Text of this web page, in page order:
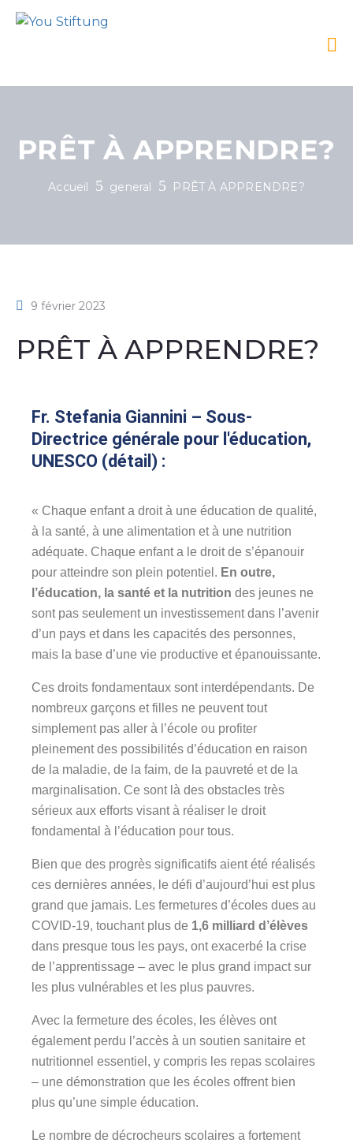
PRÊT À APPRENDRE?
Accueil general PRÊT À APPRENDRE?
9 février 2023
PRÊT À APPRENDRE?
Fr. Stefania Giannini – Sous-
Directrice générale pour l'éducation,
UNESCO (détail) :
« Chaque enfant a droit à une éducation de qualité,
à la santé, à une alimentation et à une nutrition
adéquate. Chaque enfant a le droit de s’épanouir
pour atteindre son plein potentiel. En outre,
l’éducation, la santé et la nutrition des jeunes ne
sont pas seulement un investissement dans l’avenir
d’un pays et dans les capacités des personnes,
mais la base d’une vie productive et épanouissante.
Ces droits fondamentaux sont interdépendants. De
nombreux garçons et filles ne peuvent tout
simplement pas aller à l’école ou profiter
pleinement des possibilités d’éducation en raison
de la maladie, de la faim, de la pauvreté et de la
marginalisation. Ce sont là des obstacles très
sérieux aux efforts visant à réaliser le droit
fondamental à l’éducation pour tous.
Bien que des progrès significatifs aient été réalisés
ces dernières années, le défi d’aujourd’hui est plus
grand que jamais. Les fermetures d’écoles dues au
COVID-19, touchant plus de 1,6 milliard d’élèves
dans presque tous les pays, ont exacerbé la crise
de l’apprentissage – avec le plus grand impact sur
les plus vulnérables et les plus pauvres.
Avec la fermeture des écoles, les élèves ont
également perdu l’accès à un soutien sanitaire et
nutritionnel essentiel, y compris les repas scolaires
– une démonstration que les écoles offrent bien
plus qu’une simple éducation.
Le nombre de décrocheurs scolaires a fortement